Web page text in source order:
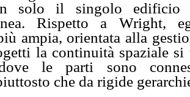
solo il singolo edificio
Rispetto a Wright,
ampia, orientata alla
la continuità spaziale si
le parti sono
che da rigide